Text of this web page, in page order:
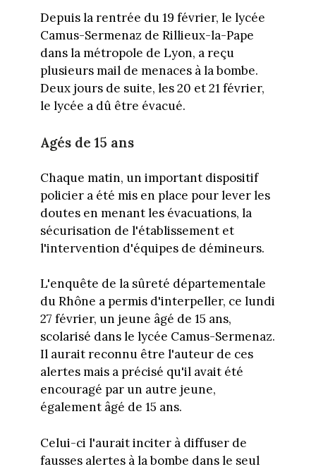
Depuis la rentrée du 19 février, le lycée
Camus-Sermenaz de Rillieux-la-Pape
dans la métropole de Lyon, a reçu
plusieurs mail de menaces à la bombe.
Deux jours de suite, les 20 et 21 février,
le lycée a dû être évacué.
Agés de 15 ans
Chaque matin, un important dispositif
policier a été mis en place pour lever les
doutes en menant les évacuations, la
sécurisation de l'établissement et
l'intervention d'équipes de démineurs.
L'enquête de la sûreté départementale
du Rhône a permis d'interpeller, ce lundi
27 février, un jeune âgé de 15 ans,
scolarisé dans le lycée Camus-Sermenaz.
Il aurait reconnu être l'auteur de ces
alertes mais a précisé qu'il avait été
encouragé par un autre jeune,
également âgé de 15 ans.
Celui-ci l'aurait inciter à diffuser de
fausses alertes à la bombe dans le seul